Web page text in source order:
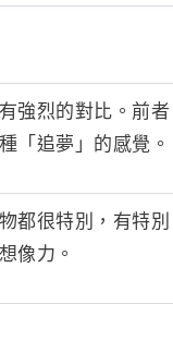
強烈的對比。前者
「追夢」的感覺。
都很特別，有特別
像力。